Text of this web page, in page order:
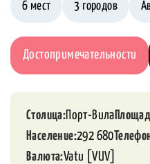
6 мест 3 городов
Достопримечательности
Столица Порт-Вила
Население 292 680
Валюта Vatu [VUV]